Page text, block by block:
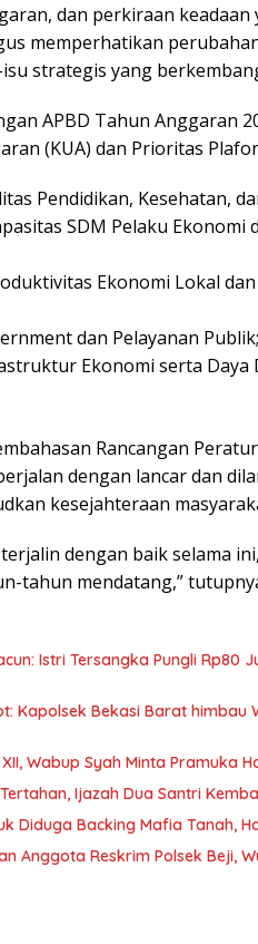
dan perkiraan
memperhatikan
strategis yang
APBD Tahun Anggaran
(KUA) dan Prioritas
Pendidikan, Kesehatan,
SDM Pelaku Ekonomi
Ekonomi Lokal
dan Pelayanan
Ekonomi serta
Rancangan
dengan lancar dan
kesejahteraan
dengan baik selama
tahun mendatang,”
Istri Tersangka Pungli Rp80
Kapolsek Bekasi Barat himbau
Wabup Syah Minta Pramuka
Ijazah Dua Santri
Diduga Backing Mafia Tanah,
Anggota Reskrim Polsek Beji,